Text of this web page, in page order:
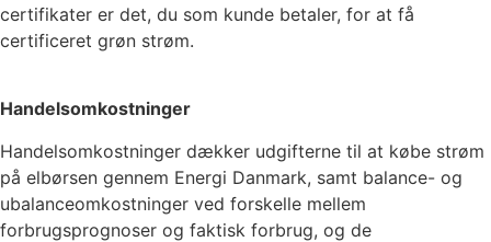
certifikater er det, du som kunde betaler, for at få
certificeret grøn strøm.
Handelsomkostninger
Handelsomkostninger dækker udgifterne til at købe strøm
på elbørsen gennem Energi Danmark, samt balance- og
ubalanceomkostninger ved forskelle mellem
forbrugsprognoser og faktisk forbrug, og de